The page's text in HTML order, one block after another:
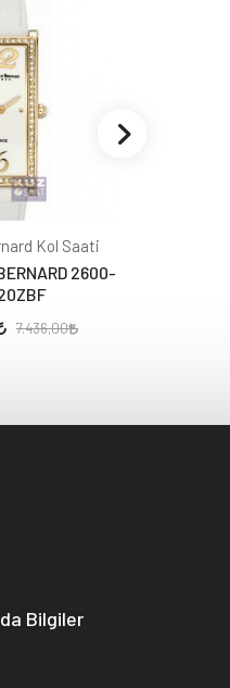
Kol Saati
2600-
7.436,00
Bilgiler